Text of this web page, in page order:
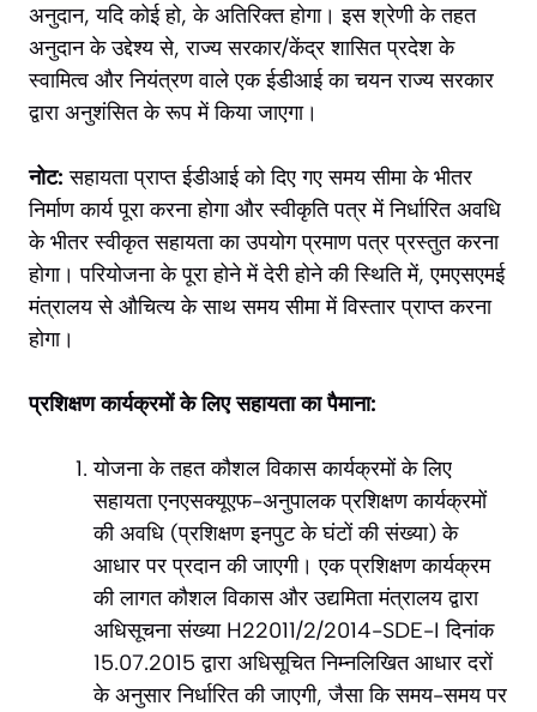
अनुदान, यदि कोई हो, के अतिरिक्त होगा। इस श्रेणी के तहत
अनुदान के उद्देश्य से, राज्य सरकार/केंद्र शासित प्रदेश के
स्वामित्व और नियंत्रण वाले एक ईडीआई का चयन राज्य सरकार
द्वारा अनुशंसित के रूप में किया जाएगा।
नोट: सहायता प्राप्त ईडीआई को दिए गए समय सीमा के भीतर
निर्माण कार्य पूरा करना होगा और स्वीकृति पत्र में निर्धारित अवधि
के भीतर स्वीकृत सहायता का उपयोग प्रमाण पत्र प्रस्तुत करना
होगा। परियोजना के पूरा होने में देरी होने की स्थिति में, एमएसएमई
मंत्रालय से औचित्य के साथ समय सीमा में विस्तार प्राप्त करना
होगा।
प्रशिक्षण कार्यक्रमों के लिए सहायता का पैमाना:
योजना के तहत कौशल विकास कार्यक्रमों के लिए
सहायता एनएसक्यूएफ-अनुपालक प्रशिक्षण कार्यक्रमों
की अवधि (प्रशिक्षण इनपुट के घंटों की संख्या) के
आधार पर प्रदान की जाएगी। एक प्रशिक्षण कार्यक्रम
की लागत कौशल विकास और उद्यमिता मंत्रालय द्वारा
अधिसूचना संख्या H22011/2/2014-SDE-I दिनांक
15.07.2015 द्वारा अधिसूचित निम्नलिखित आधार दरों
के अनुसार निर्धारित की जाएगी, जैसा कि समय-समय पर